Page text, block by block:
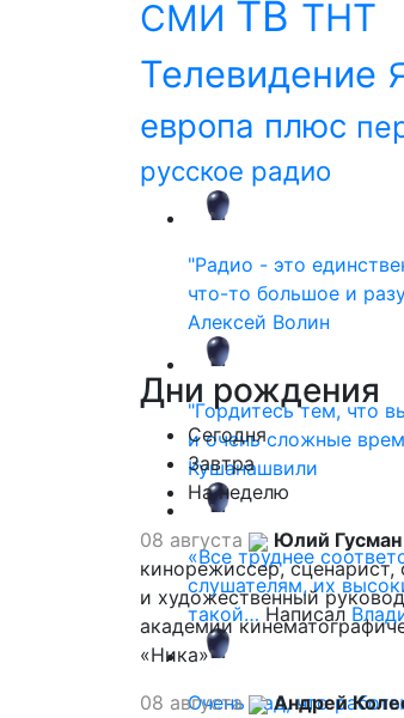
СМИ ТВ ТНТ
Телевидение
европа плюс
русское радио
"Радио - это
что-то большое и
Алексей Волин
"Гордитесь тем, что
и очень сложные
Кушанашвили
«Все труднее
слушателям, их
такой… Написал
Очень рад, что
Дни рождения
Сегодня
Завтра
На неделю
08 августа
Юлий Гусман
кинорежиссер, сценарист,
и художественный
академии
«Ника»
08 августа
Андрей